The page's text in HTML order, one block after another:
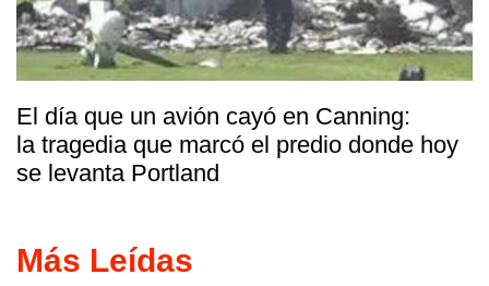
El día que un avión cayó en Canning:
la tragedia que marcó el predio donde hoy
se levanta Portland
Más Leídas